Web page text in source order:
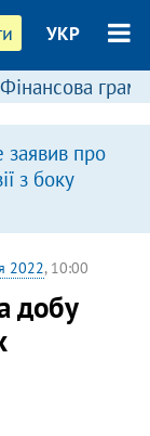
УКР
Фінансова
заявив про
з боку
2022, 10:00
добу